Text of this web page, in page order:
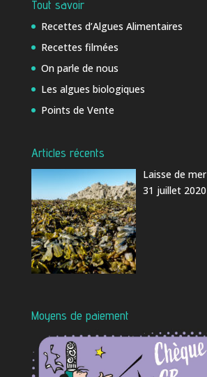
Tout savoir
Recettes d’Algues Alimentaires
Recettes filmées
On parle de nous
Les algues biologiques
Points de Vente
Articles récents
Laisse de mer
31 juillet 2020
Moyens de paiement